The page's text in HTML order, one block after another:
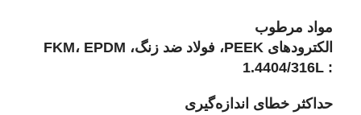
مواد مرطوب
الکترودهای PEEK، فولاد ضد زنگ، FKM، EPDM
: 1.4404/316L
حداکثر خطای اندازه‌گیری